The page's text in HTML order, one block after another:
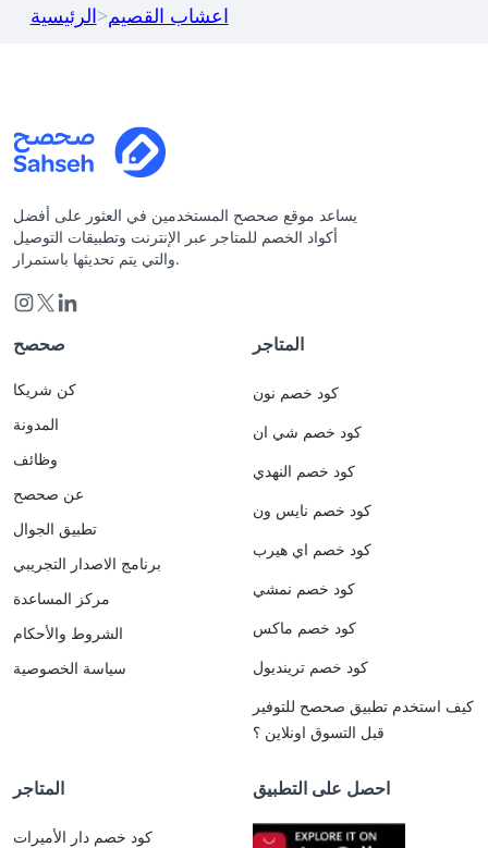
الرئيسية>اعشاب القصيم
يساعد موقع صحصح المستخدمين في العثور على أفضل
أكواد الخصم للمتاجر عبر الإنترنت وتطبيقات التوصيل
والتي يتم تحديثها باستمرار.
صحصح
كن شريكا
المدونة
وظائف
عن صحصح
تطبيق الجوال
برنامج الاصدار التجريبي
مركز المساعدة
الشروط والأحكام
سياسة الخصوصية
المتاجر
كود خصم نون
كود خصم شي ان
كود خصم النهدي
كود خصم نايس ون
كود خصم اي هيرب
كود خصم نمشي
كود خصم ماكس
كود خصم ترينديول
كيف استخدم تطبيق صحصح للتوفير
قبل التسوق اونلاين ؟
المتاجر
كود خصم دار الأميرات
احصل على التطبيق